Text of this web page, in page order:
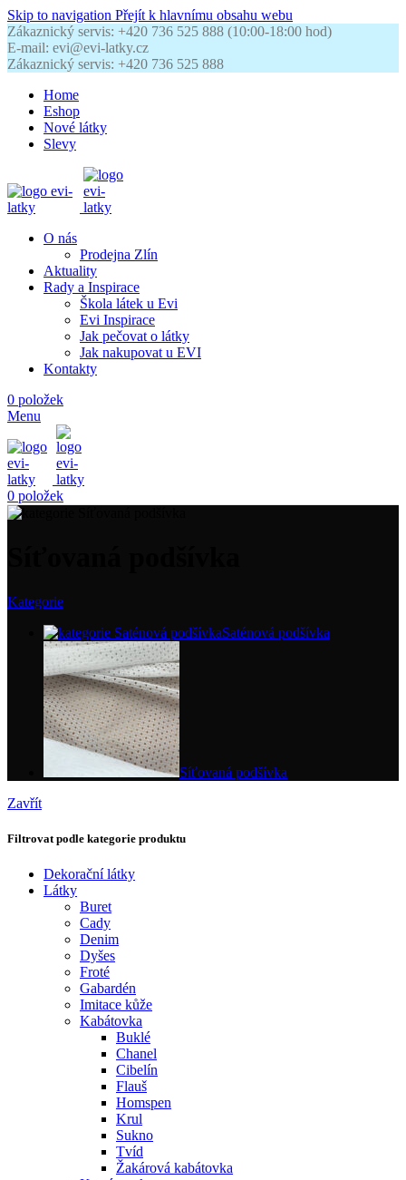
Skip to navigation Přejít k hlavnímu obsahu webu
Zákaznický servis: +420 736 525 888 (10:00-18:00 hod)
E-mail: evi@evi-latky.cz
Zákaznický servis: +420 736 525 888
Home
Eshop
Nové látky
Slevy
O nás
Prodejna Zlín
Aktuality
Rady a Inspirace
Škola látek u Evi
Evi Inspirace
Jak pečovat o látky
Jak nakupovat u EVI
Kontakty
0 položek
Menu
0 položek
Kategorie
Saténová podšívka
Síťovaná podšívka
Zavřít
Filtrovat podle kategorie produktu
Dekorační látky
Látky
Buret
Cady
Denim
Dyšes
Froté
Gabardén
Imitace kůže
Kabátovka
Buklé
Chanel
Cibelín
Flauš
Homspen
Krul
Sukno
Tvíd
Žakárová kabátovka